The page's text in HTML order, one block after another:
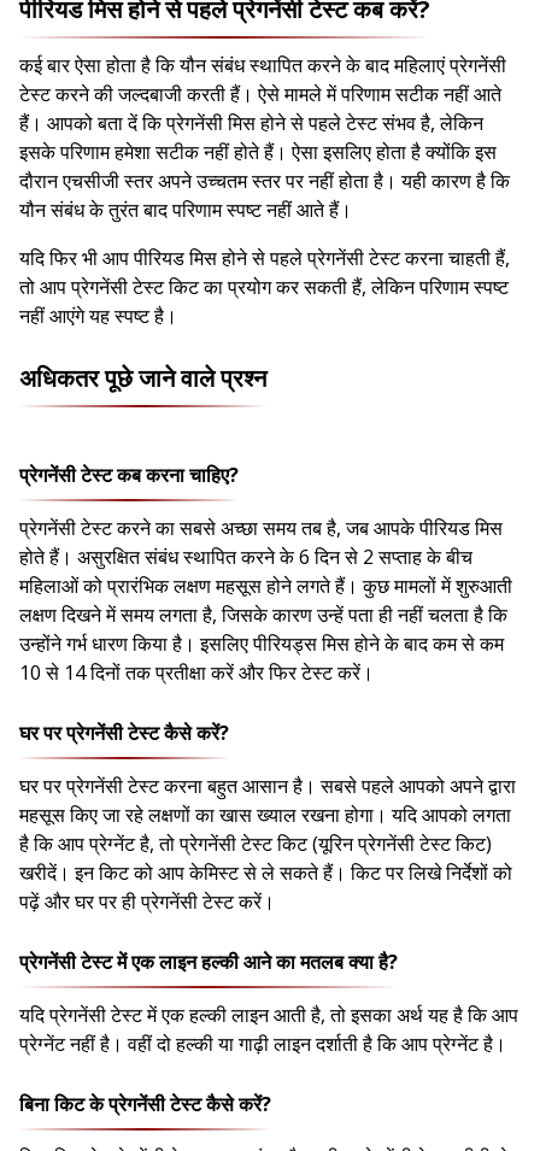
पीरियड मिस होने से पहले प्रेगनेंसी टेस्ट कब करें?
कई बार ऐसा होता है कि यौन संबंध स्थापित करने के बाद महिलाएं प्रेगनेंसी
टेस्ट करने की जल्दबाजी करती हैं। ऐसे मामले में परिणाम सटीक नहीं आते
हैं। आपको बता दें कि प्रेगनेंसी मिस होने से पहले टेस्ट संभव है, लेकिन
इसके परिणाम हमेशा सटीक नहीं होते हैं। ऐसा इसलिए होता है क्योंकि इस
दौरान एचसीजी स्तर अपने उच्चतम स्तर पर नहीं होता है। यही कारण है कि
यौन संबंध के तुरंत बाद परिणाम स्पष्ट नहीं आते हैं।
यदि फिर भी आप पीरियड मिस होने से पहले प्रेगनेंसी टेस्ट करना चाहती हैं,
तो आप प्रेगनेंसी टेस्ट किट का प्रयोग कर सकती हैं, लेकिन परिणाम स्पष्ट
नहीं आएंगे यह स्पष्ट है।
अधिकतर पूछे जाने वाले प्रश्न
प्रेगनेंसी टेस्ट कब करना चाहिए?
प्रेगनेंसी टेस्ट करने का सबसे अच्छा समय तब है, जब आपके पीरियड मिस
होते हैं। असुरक्षित संबंध स्थापित करने के 6 दिन से 2 सप्ताह के बीच
महिलाओं को प्रारंभिक लक्षण महसूस होने लगते हैं। कुछ मामलों में शुरुआती
लक्षण दिखने में समय लगता है, जिसके कारण उन्हें पता ही नहीं चलता है कि
उन्होंने गर्भ धारण किया है। इसलिए पीरियड्स मिस होने के बाद कम से कम
10 से 14 दिनों तक प्रतीक्षा करें और फिर टेस्ट करें।
घर पर प्रेगनेंसी टेस्ट कैसे करें?
घर पर प्रेगनेंसी टेस्ट करना बहुत आसान है। सबसे पहले आपको अपने द्वारा
महसूस किए जा रहे लक्षणों का खास ख्याल रखना होगा। यदि आपको लगता
है कि आप प्रेग्नेंट है, तो प्रेगनेंसी टेस्ट किट (यूरिन प्रेगनेंसी टेस्ट किट)
खरीदें। इन किट को आप केमिस्ट से ले सकते हैं। किट पर लिखे निर्देशों को
पढ़ें और घर पर ही प्रेगनेंसी टेस्ट करें।
प्रेगनेंसी टेस्ट में एक लाइन हल्की आने का मतलब क्या है?
यदि प्रेगनेंसी टेस्ट में एक हल्की लाइन आती है, तो इसका अर्थ यह है कि आप
प्रेग्नेंट नहीं है। वहीं दो हल्की या गाढ़ी लाइन दर्शाती है कि आप प्रेग्नेंट है।
बिना किट के प्रेगनेंसी टेस्ट कैसे करें?